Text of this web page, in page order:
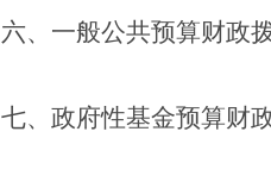
六、一般公共预算财政
七、政府性基金预算财